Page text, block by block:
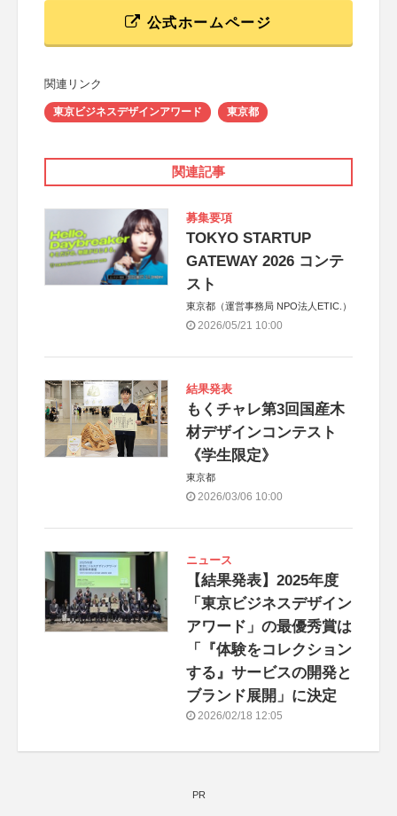
公式ホームページ
関連リンク
東京ビジネスデザインアワード 東京都
関連記事
募集要項
TOKYO STARTUP
GATEWAY 2026 コンテ
スト
東京都（運営事務局 NPO法人ETIC.）
2026/05/21 10:00
結果発表
もくチャレ第3回国産木
材デザインコンテスト
《学生限定》
東京都
2026/03/06 10:00
ニュース
【結果発表】2025年度
「東京ビジネスデザイン
アワード」の最優秀賞は
「『体験をコレクション
する』サービスの開発と
ブランド展開」に決定
2026/02/18 12:05
PR